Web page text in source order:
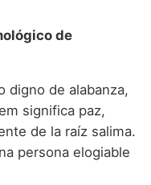
de
digno de alabanza,
significa paz,
de la raíz salima.
persona elogiable